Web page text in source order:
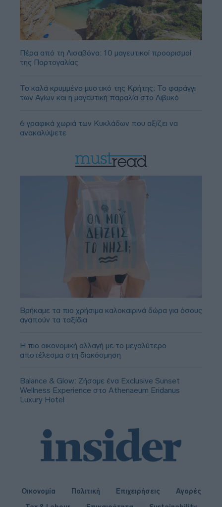
Πέρα από τη Λισαβόνα: 10 μαγευτικοί προορισμοί
της Πορτογαλίας
Το καλά κρυμμένο μυστικό της Κρήτης: Το φαράγγι
των Αγίων και η μαγευτική παραλία στο Λιβυκό
6 γραφικά χωριά των Κυκλάδων που αξίζει να
ανακαλύψετε
Βρήκαμε τα πιο χρήσιμα καλοκαιρινά δώρα για όσους
αγαπούν τα ταξίδια
Η πιο οικονομική αλλαγή με το μεγαλύτερο
αποτέλεσμα στη διακόσμηση
Balance & Glow: Ζήσαμε ένα Exclusive Sunset
Wellness Experience στο Athenaeum Eridanus
Luxury Hotel
Οικονομία Πολιτική Επιχειρήσεις
Αγορές